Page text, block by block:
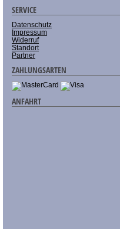
SERVICE
Datenschutz
Impressum
Widerruf
Standort
Partner
ZAHLUNGSARTEN
ANFAHRT